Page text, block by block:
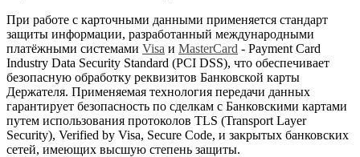
При работе с карточными данными применяется стандарт
защиты информации, разработанный международными
платёжными системами Visa и MasterCard - Payment Card
Industry Data Security Standard (PCI DSS), что обеспечивает
безопасную обработку реквизитов Банковской карты
Держателя. Применяемая технология передачи данных
гарантирует безопасность по сделкам с Банковскими картами
путем использования протоколов TLS (Transport Layer
Security), Verified by Visa, Secure Code, и закрытых банковских
сетей, имеющих высшую степень защиты.